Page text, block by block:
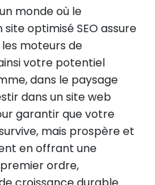
monde où le
optimisé SEO assure
moteurs de
votre potentiel
dans le paysage
dans un site web
garantir que votre
mais prospère et
en offrant une
ordre,